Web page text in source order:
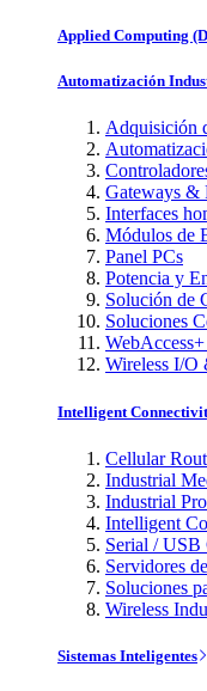
Applied Computing
Automatización
Adquisición
Gateways &
Interfaces
Módulos de
Panel PCs
Potencia y
Solución de
Soluciones
Wireless I/O
Intelligent
Cellular
Industrial
Industrial
Intelligent
Serial / USB
Servidores
Soluciones
Wireless
Sistemas Inteligentes